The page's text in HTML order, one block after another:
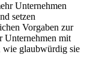
Unternehmen
setzen
Vorgaben zur
Unternehmen mit
wie glaubwürdig sie